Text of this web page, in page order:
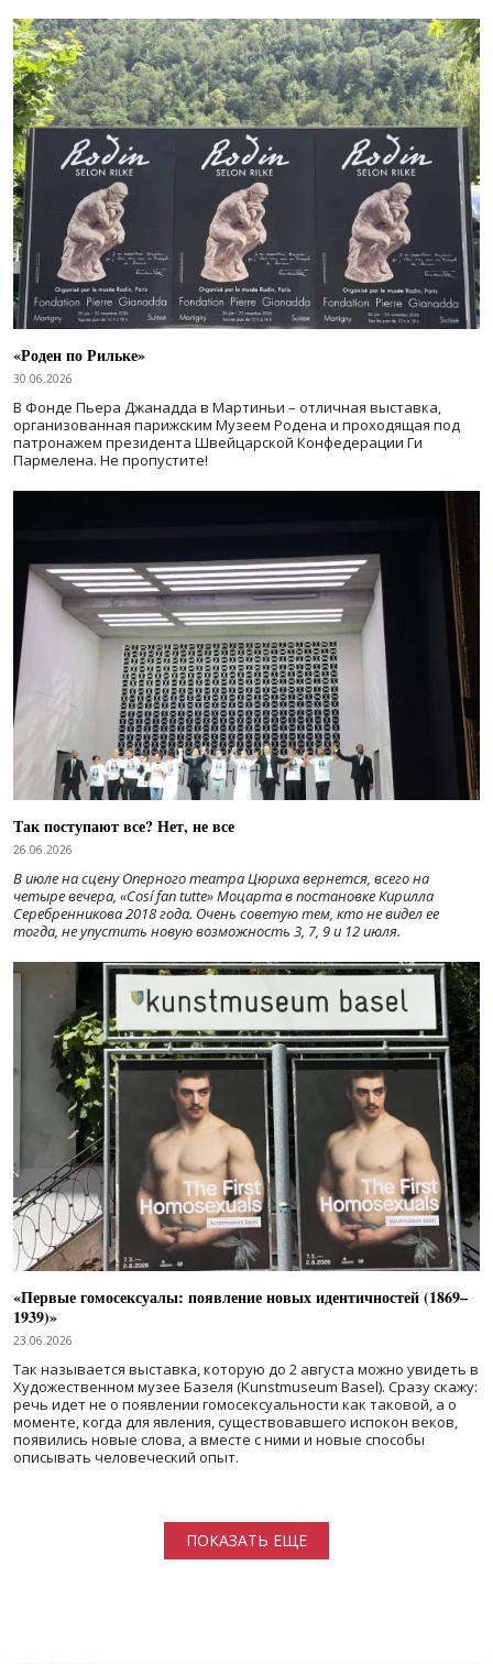
«Роден по Рильке»
30.06.2026
В Фонде Пьера Джанадда в Мартиньи – отличная выставка,
организованная парижским Музеем Родена и проходящая под
патронажем президента Швейцарской Конфедерации Ги
Пармелена. Не пропустите!
Так поступают все? Нет, не все
26.06.2026
В июле на сцену Оперного театра Цюриха вернется, всего на
четыре вечера, «Cosí fan tutte» Моцарта в постановке Кирилла
Серебренникова 2018 года. Очень советую тем, кто не видел ее
тогда, не упустить новую возможность 3, 7, 9 и 12 июля.
«Первые гомосексуалы: появление новых идентичностей (1869–
1939)»
23.06.2026
Так называется выставка, которую до 2 августа можно увидеть в
Художественном музее Базеля (Kunstmuseum Basel). Сразу скажу:
речь идет не о появлении гомосексуальности как таковой, а о
моменте, когда для явления, существовавшего испокон веков,
появились новые слова, а вместе с ними и новые способы
описывать человеческий опыт.
ПОКАЗАТЬ ЕЩЕ